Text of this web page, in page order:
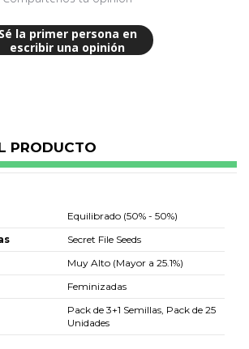
Sé la primer persona en
escribir una opinión
PRODUCTO
Equilibrado (50% - 50%)
Secret File Seeds
Muy Alto (Mayor a 25.1%)
Feminizadas
Pack de 3+1 Semillas, Pack de 25
Unidades